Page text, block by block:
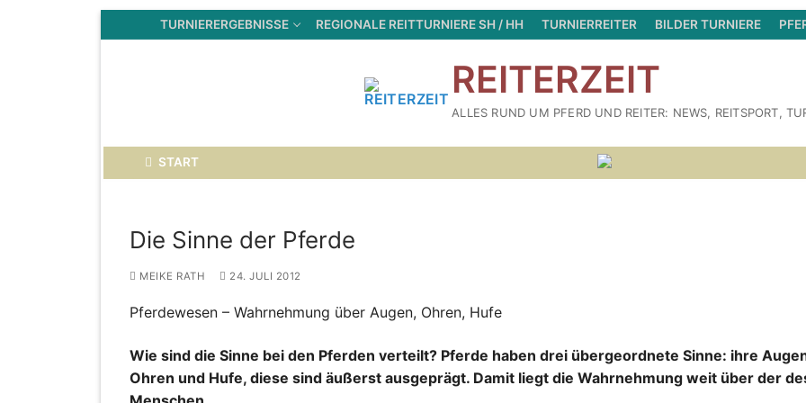
Inhalt
TURNIERERGEBNISSE REGIONALE REITTURNIERE SH / HH TURNIERREITER BILDER TURNIERE
REITERZEIT
ALLES RUND UM PFERD UND REITER: NEWS, REITSPORT,
START
Die Sinne der Pferde
MEIKE RATH 24. JULI 2012
Pferdewesen – Wahrnehmung über Augen, Ohren, Hufe
Wie sind die Sinne bei den Pferden verteilt? Pferde haben drei übergeordnete Sinne: ihre
Ohren und Hufe, diese sind äußerst ausgeprägt. Damit liegt die Wahrnehmung weit über der